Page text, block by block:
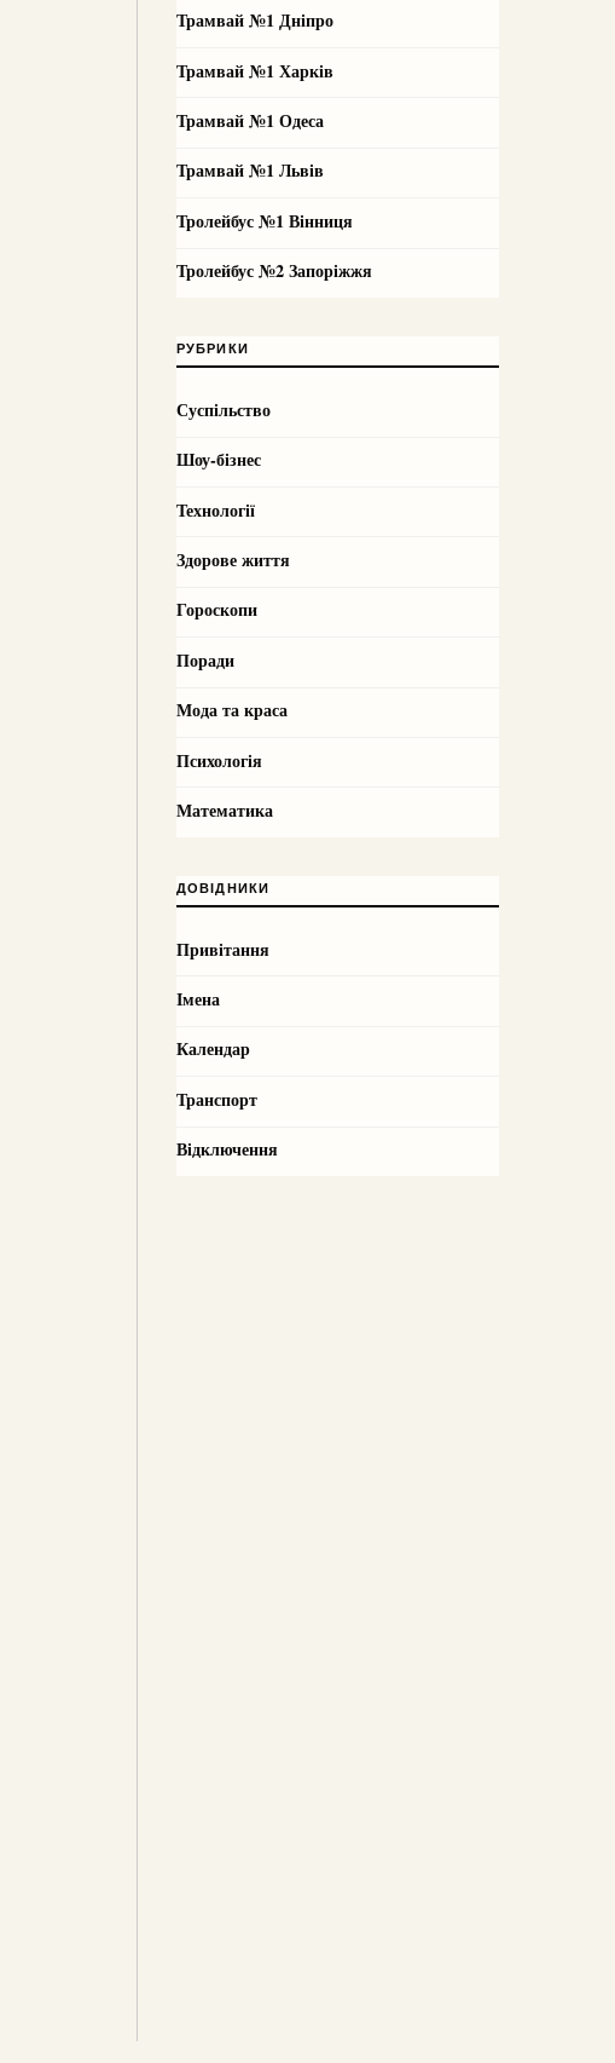
Трамвай №1 Дніпро
Трамвай №1 Харків
Трамвай №1 Одеса
Трамвай №1 Львів
Тролейбус №1 Вінниця
Тролейбус №2 Запоріжжя
РУБРИКИ
Суспільство
Шоу-бізнес
Технології
Здорове життя
Гороскопи
Поради
Мода та краса
Психологія
Математика
ДОВІДНИКИ
Привітання
Імена
Календар
Транспорт
Відключення